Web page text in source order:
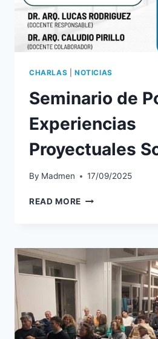
CHARLAS NOTICIAS
Seminario de
Experiencias
Proyectuales
By Madmen 17/09/2025
READ MORE